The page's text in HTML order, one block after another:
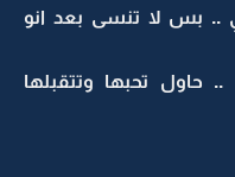
بس لا تنسى بعد انو
تحبها وتتقبلها